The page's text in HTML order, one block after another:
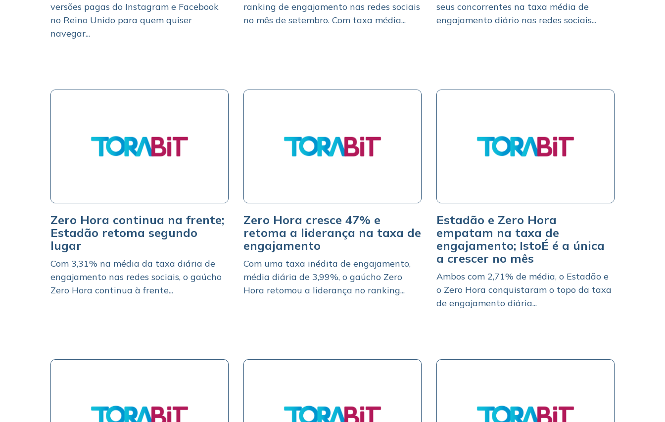
versões pagas do Instagram e Facebook
no Reino Unido para quem quiser
navegar...
ranking de engajamento nas redes sociais
no mês de setembro. Com taxa média...
seus concorrentes na taxa média de
engajamento diário nas redes sociais...
Zero Hora continua na frente;
Estadão retoma segundo
lugar
Com 3,31% na média da taxa diária de
engajamento nas redes sociais, o gaúcho
Zero Hora continua à frente...
Zero Hora cresce 47% e
retoma a liderança na taxa de
engajamento
Com uma taxa inédita de engajamento,
média diária de 3,99%, o gaúcho Zero
Hora retomou a liderança no ranking...
Estadão e Zero Hora
empatam na taxa de
engajamento; IstoÉ é a única
a crescer no mês
Ambos com 2,71% de média, o Estadão e
o Zero Hora conquistaram o topo da taxa
de engajamento diária...